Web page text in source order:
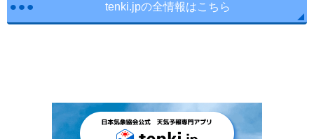
tenki.jpの全情報はこちら